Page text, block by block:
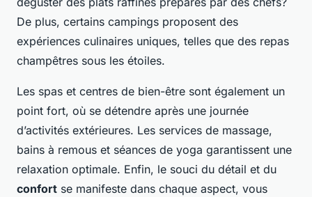
De plus, certains campings proposent des
expériences culinaires uniques, telles que des repas
champêtres sous les étoiles.
Les spas et centres de bien-être sont également un
point fort, où se détendre après une journée
d’activités extérieures. Les services de massage,
bains à remous et séances de yoga garantissent une
relaxation optimale. Enfin, le souci du détail et du
confort se manifeste dans chaque aspect, vous